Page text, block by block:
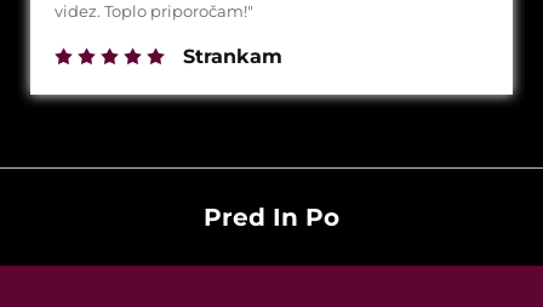
videz. Toplo priporočam!"
Strankam
Pred In Po